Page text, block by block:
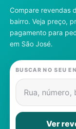
Notícias
Gás
Contatos
Compare revendas
bairro. Veja preço,
pagamento para
em São José.
BUSCAR NO SEU
Rua, número,
Ver